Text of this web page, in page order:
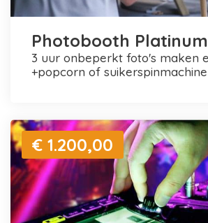
Photobooth Platinum
3 uur onbeperkt foto's maken en printen
+popcorn of suikerspinmachine
€ 1.200,00